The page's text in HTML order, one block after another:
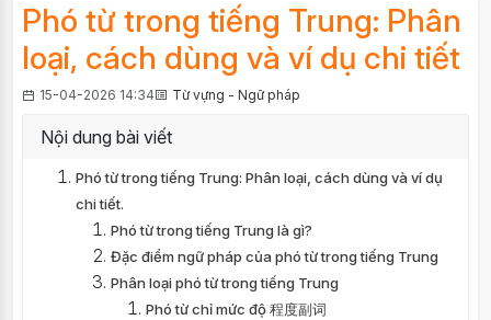
Phó từ trong tiếng Trung: Phân
loại, cách dùng và ví dụ chi tiết
15-04-2026 14:34 Từ vựng - Ngữ pháp
Nội dung bài viết
Phó từ trong tiếng Trung: Phân loại, cách dùng và ví dụ
chi tiết.
Phó từ trong tiếng Trung là gì?
Đặc điểm ngữ pháp của phó từ trong tiếng Trung
Phân loại phó từ trong tiếng Trung
Phó từ chỉ mức độ 程度副词